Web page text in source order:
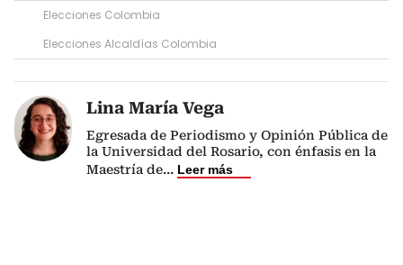
Elecciones Colombia
Elecciones Alcaldías Colombia
Lina María Vega
Egresada de Periodismo y Opinión Pública de
la Universidad del Rosario, con énfasis en la
Maestría de... Leer más